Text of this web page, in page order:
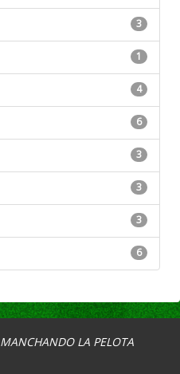
3
1
4
6
3
3
3
6
MANCHANDO LA PELOTA